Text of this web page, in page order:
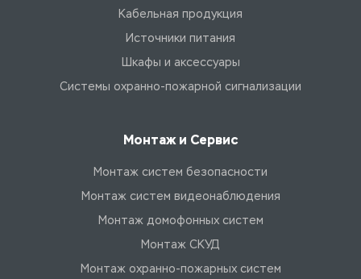
Кабельная продукция
Источники питания
Шкафы и аксессуары
Системы охранно-пожарной сигнализации
Монтаж и Сервис
Монтаж систем безопасности
Монтаж систем видеонаблюдения
Монтаж домофонных систем
Монтаж СКУД
Монтаж охранно-пожарных систем